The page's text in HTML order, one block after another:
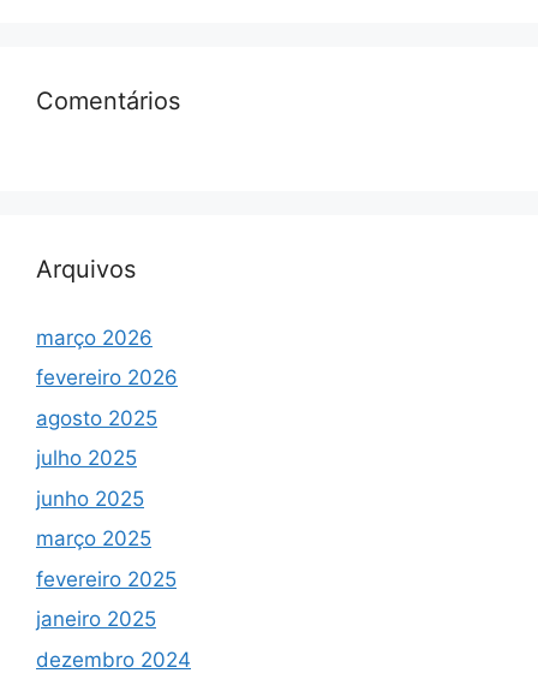
Comentários
Arquivos
março 2026
fevereiro 2026
agosto 2025
julho 2025
junho 2025
março 2025
fevereiro 2025
janeiro 2025
dezembro 2024